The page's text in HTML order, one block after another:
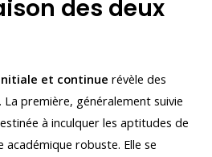
des deux
et continue révèle des
première, généralement suivie
à inculquer les aptitudes de
robuste. Elle se